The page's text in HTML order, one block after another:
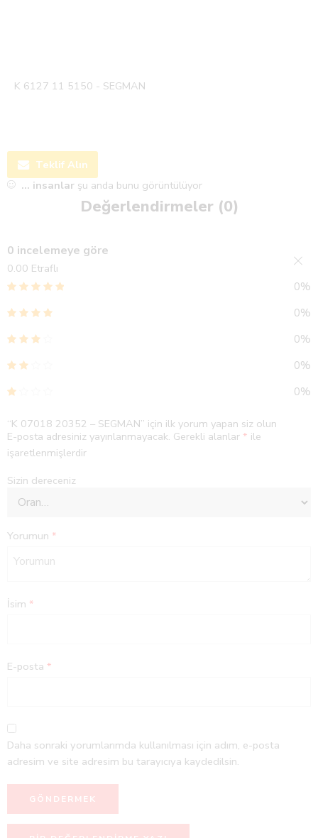
K 6127 11 5150 - SEGMAN
Teklif Alın
... insanlar şu anda bunu görüntülüyor
Değerlendirmeler (0)
0 incelemeye göre
0.00 Etraflı
0%
0%
0%
0%
0%
“K 07018 20352 – SEGMAN” için ilk yorum yapan siz olun
E-posta adresiniz yayınlanmayacak. Gerekli alanlar * ile
işaretlenmişlerdir
Sizin dereceniz
Yorumun *
İsim *
E-posta *
Daha sonraki yorumlarımda kullanılması için adım, e-posta
adresim ve site adresim bu tarayıcıya kaydedilsin.